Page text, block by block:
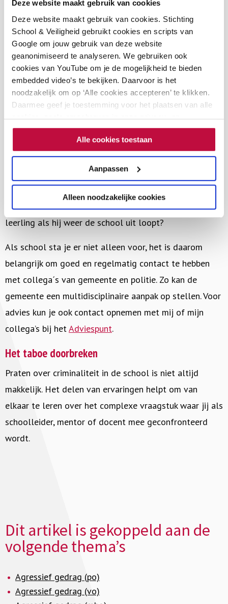
Deze website maakt gebruik van cookies
Deze website maakt gebruik van cookies. Stichting
School & Veiligheid gebruikt cookies en scripts van
Google om jouw gebruik van deze website
geanonimiseerd te analyseren. We gebruiken ook
cookies van YouTube om je de mogelijkheid te bieden
embedded video’s te bekijken. Daarvoor is het
noodzakelijk om op ‘Alle cookies accepteren’ te klikken.
Daarmee geef je toestemming voor het plaatsen van alle
cookies, zoals omschreven in onze privacy- en
cookieverklaring. Als je niet alle cookies accepteert, dan
kun je geen video's bekijken.Alle cookies toestaan
Aanpassen
Alleen noodzakelijke cookies
Maar hij was bang. Bang dat als hij aangifte zou doen,
er misschien repercussies zouden komen aan zijn adres
of dat de betreffende leerlinge nog verder in de
problemen zou komen.
Als je een leerling met een wapen aantreft, dan
ontstaat een onveilige situatie, waarop je wel MOET
doen. Ondanks protocollen en een veiligheidsplan, heb
je ook te maken met angst, schaamte en taboe. Hoe pak
je dit zorgvuldig aan, welke afwegingen maak je? Doe
je aangifte of niet? De veiligheid van de school en de
klas staat voorop. Maar hoe veilig is de betreffende
leerling als hij weer de school uit loopt?
Als school sta je er niet alleen voor, het is daarom
belangrijk om goed en regelmatig contact te hebben
met collega´s van gemeente en politie. Zo kan de
gemeente een multidisciplinaire aanpak op stellen. Voor
advies kun je ook contact opnemen met mij of mijn
collega’s bij hetAdviespunt.
Het taboe doorbreken
Praten over criminaliteit in de school is niet altijd
makkelijk. Het delen van ervaringen helpt om van
elkaar te leren over het complexe vraagstuk waar jij als
schoolleider, mentor of docent mee geconfronteerd
wordt.
Dit artikel is gekoppeld aan de
volgende thema’s
Agressief gedrag (po)
Agressief gedrag (vo)